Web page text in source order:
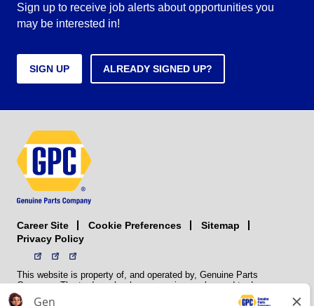
Sign up to receive job alerts about opportunities you
may be interested in!
SIGN UP ALREADY SIGNED UP?
Career Site Cookie Preferences
Sitemap
Privacy Policy
This website is property of, and operated by, Genuine Parts
Company. The trademarks, logos, service marks, and trade names
(collectively the “trademarks”) displayed on the Sites and Apps are